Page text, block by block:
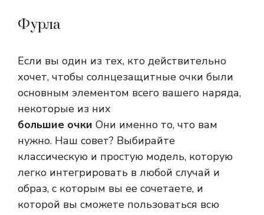
Фурла
Если вы один из тех, кто действительно
хочет, чтобы солнцезащитные очки были
основным элементом всего вашего наряда,
некоторые из них
большие очки Они именно то, что вам
нужно. Наш совет? Выбирайте
классическую и простую модель, которую
легко интегрировать в любой случай и
образ, с которым вы ее сочетаете, и
которой вы сможете пользоваться всю